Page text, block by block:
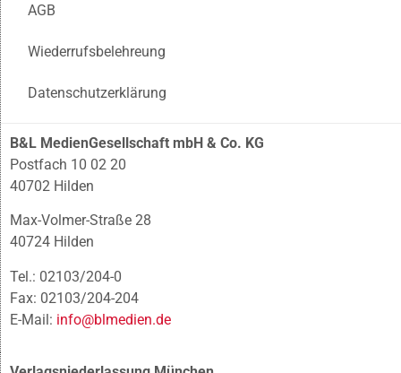
AGB
Wiederrufsbelehreung
Datenschutzerklärung
B&L MedienGesellschaft mbH & Co. KG
Postfach 10 02 20
40702 Hilden
Max-Volmer-Straße 28
40724 Hilden
Tel.: 02103/204-0
Fax: 02103/204-204
E-Mail: info@blmedien.de